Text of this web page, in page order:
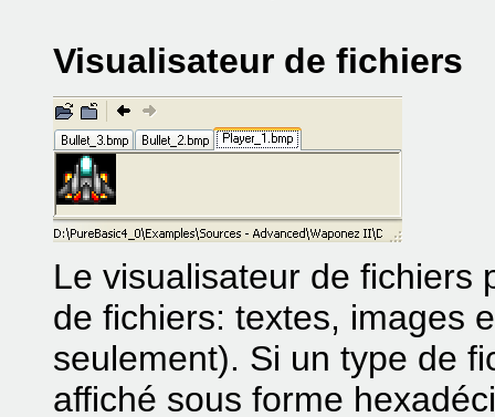
Visualisateur de fichiers
Le visualisateur de fichiers
de fichiers: textes, images
seulement). Si un type de
affiché sous forme